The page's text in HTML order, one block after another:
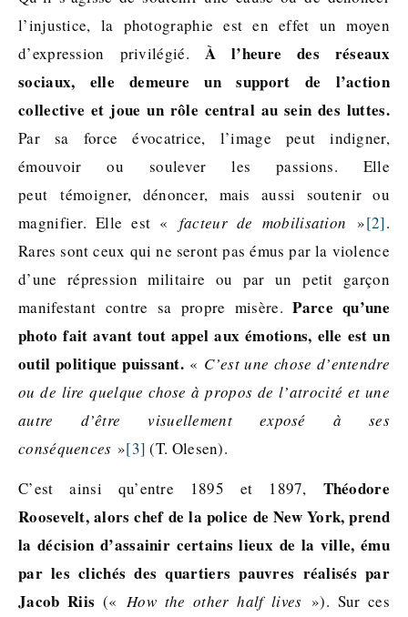
l’injustice, la photographie est en effet un moyen
d’expression privilégié. À l’heure des réseaux
sociaux, elle demeure un support de l’action
collective et joue un rôle central au sein des luttes.
Par sa force évocatrice, l’image peut indigner,
émouvoir ou soulever les passions. Elle
peut témoigner, dénoncer, mais aussi soutenir ou
magnifier. Elle est « facteur de mobilisation »[2].
Rares sont ceux qui ne seront pas émus par la violence
d’une répression militaire ou par un petit garçon
manifestant contre sa propre misère.Parce qu’une
photo fait avant tout appel aux émotions, elle est un
outil politique puissant. « C’est une chose d’entendre
ou de lire quelque chose à propos de l’atrocité et une
autre d’être visuellement exposé à ses
conséquences »[3] (T. Olesen).
C’est ainsi qu’entre 1895 et 1897, Théodore
Roosevelt, alors chef de la police de New York, prend
la décision d’assainir certains lieux de la ville, ému
par les clichés des quartiers pauvres réalisés par
Jacob Riis («How the other half lives »). Sur ces